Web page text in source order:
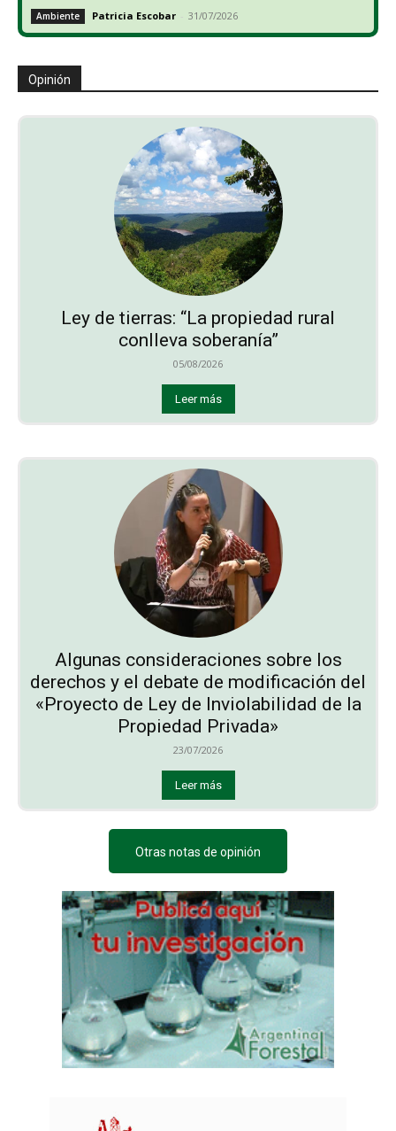
Ambiente Patricia Escobar - 31/07/2026
Opinión
Ley de tierras: “La propiedad rural
conlleva soberanía”
05/08/2026
Leer más
Algunas consideraciones sobre los
derechos y el debate de modificación del
«Proyecto de Ley de Inviolabilidad de la
Propiedad Privada»
23/07/2026
Leer más
Otras notas de opinión